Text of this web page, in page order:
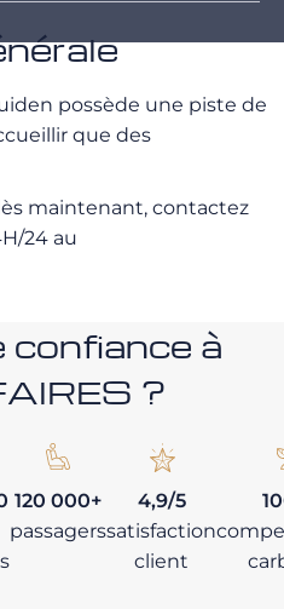
possède une piste de
que des
maintenant, contactez
24 au
confiance à
?
120 000+
passagers
4,9/5
satisfaction
client